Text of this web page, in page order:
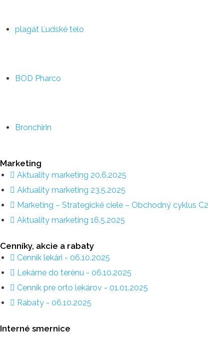
plagát Ľudské telo
BOD Pharco
Bronchirin
Marketing
Aktuality marketing 20.6.2025
Aktuality marketing 23.5.2025
Marketing – Strategické ciele – Obchodný cyklus C2
Aktuality marketing 16.5.2025
Cenníky, akcie a rabaty
Cenník lekári - 06.10.2025
Lekárne do terénu - 06.10.2025
Cenník pre orto lekárov - 01.01.2025
Rabaty - 06.10.2025
Interné smernice